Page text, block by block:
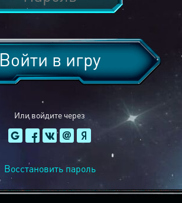
Или войдите через
Войти в игру
Восстановить пароль